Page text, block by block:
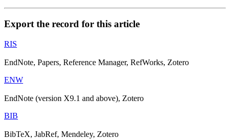
Export the record for this article
RIS
EndNote, Papers, Reference Manager, RefWorks, Zotero
ENW
EndNote (version X9.1 and above), Zotero
BIB
BibTeX, JabRef, Mendeley, Zotero